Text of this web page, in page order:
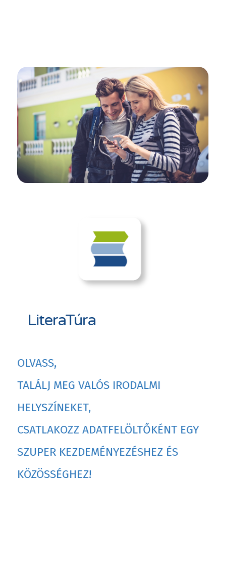
LiteraTúra
OLVASS,
TALÁLJ MEG VALÓS IRODALMI
HELYSZÍNEKET,
CSATLAKOZZ ADATFELÖLTŐKÉNT EGY
SZUPER KEZDEMÉNYEZÉSHEZ ÉS
KÖZÖSSÉGHEZ!